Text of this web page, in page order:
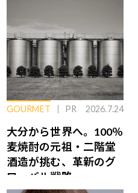
GOURMET PR 2026.7.24
大分から世界へ。100％
麦焼酎の元祖・二階堂
酒造が挑む、革新のグ
ローバル戦略